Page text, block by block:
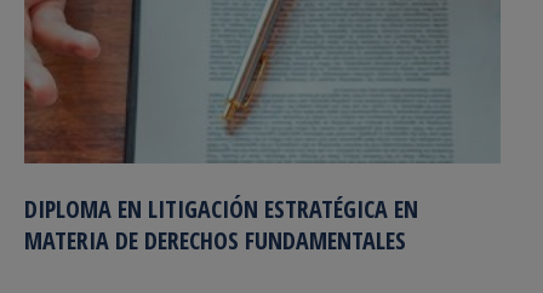
DIPLOMA EN LITIGACIÓN ESTRATÉGICA EN
MATERIA DE DERECHOS FUNDAMENTALES